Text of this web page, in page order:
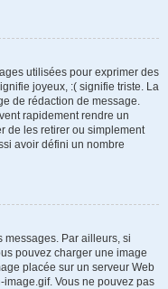
utilisées pour exprimer des
joyeux, :( signifie triste. La
de rédaction de message.
rapidement rendre un
de les retirer ou simplement
avoir défini un nombre
messages. Par ailleurs, si
pouvez charger une image
placée sur un serveur Web
Vous ne pouvez pas